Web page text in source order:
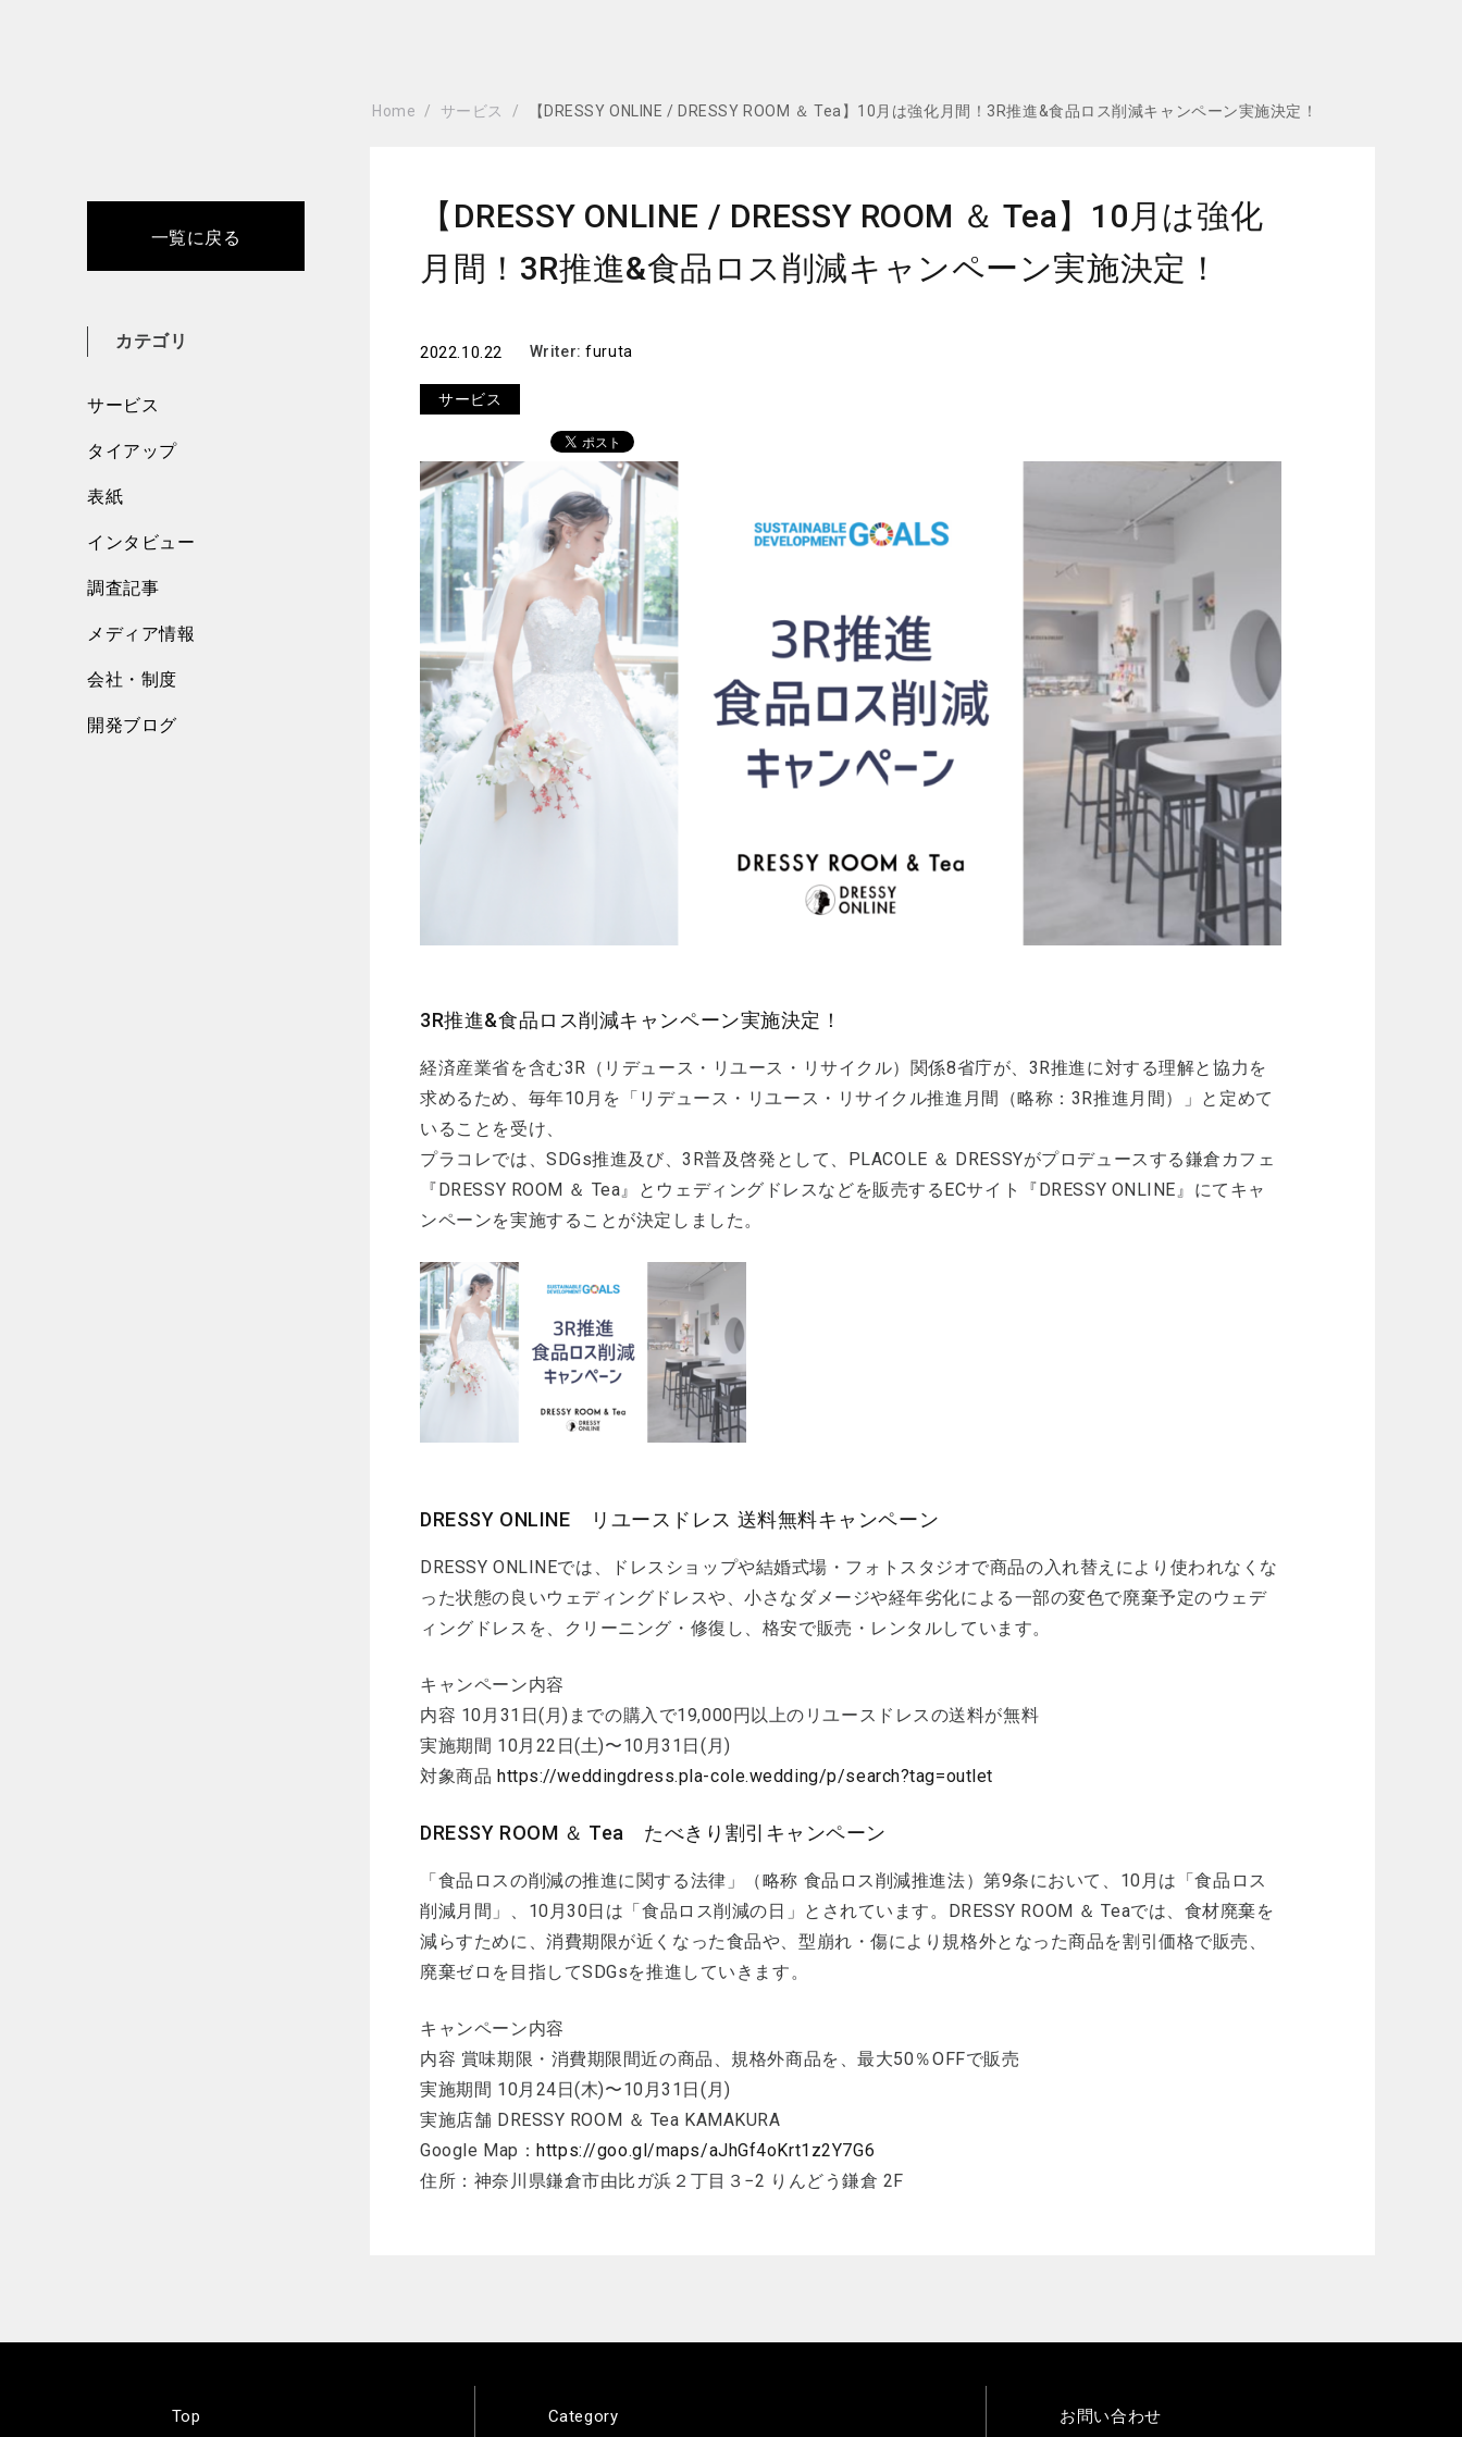
Home サービス 【DRESSY ONLINE / DRESSY ROOM ＆ Tea】10月は強化月間！3R推進&食品ロス削減キャンペーン実施決定！
一覧に戻る
カテゴリ
サービス
タイアップ
表紙
インタビュー
調査記事
メディア情報
会社・制度
開発ブログ
【DRESSY ONLINE / DRESSY ROOM ＆ Tea】10月は強化
月間！3R推進&食品ロス削減キャンペーン実施決定！
2022.10.22 Writer:furuta
サービス
3R推進&食品ロス削減キャンペーン実施決定！
経済産業省を含む3R（リデュース・リユース・リサイクル）関係8省庁が、3R推進に対する理解と協力を
求めるため、毎年10月を「リデュース・リユース・リサイクル推進月間（略称：3R推進月間）」と定めて
いることを受け、
プラコレでは、SDGs推進及び、3R普及啓発として、PLACOLE ＆ DRESSYがプロデュースする鎌倉カフェ
『DRESSY ROOM ＆ Tea』とウェディングドレスなどを販売するECサイト『DRESSY ONLINE』にてキャ
ンペーンを実施することが決定しました。
DRESSY ONLINE リユースドレス 送料無料キャンペーン
DRESSY ONLINEでは、ドレスショップや結婚式場・フォトスタジオで商品の入れ替えにより使われなくな
った状態の良いウェディングドレスや、小さなダメージや経年劣化による一部の変色で廃棄予定のウェデ
ィングドレスを、クリーニング・修復し、格安で販売・レンタルしています。
キャンペーン内容
内容 10月31日(月)までの購入で19,000円以上のリユースドレスの送料が無料
実施期間 10月22日(土)〜10月31日(月)
対象商品 https://weddingdress.pla-cole.wedding/p/search?tag=outlet
DRESSY ROOM ＆ Tea たべきり割引キャンペーン
「食品ロスの削減の推進に関する法律」（略称 食品ロス削減推進法）第9条において、10月は「食品ロス
削減月間」、10月30日は「食品ロス削減の日」とされています。DRESSY ROOM ＆ Teaでは、食材廃棄を
減らすために、消費期限が近くなった食品や、型崩れ・傷により規格外となった商品を割引価格で販売、
廃棄ゼロを目指してSDGsを推進していきます。
キャンペーン内容
内容 賞味期限・消費期限間近の商品、規格外商品を、最大50％OFFで販売
実施期間 10月24日(木)〜10月31日(月)
実施店舗 DRESSY ROOM ＆ Tea KAMAKURA
Google Map： https://goo.gl/maps/aJhGf4oKrt1z2Y7G6
住所：神奈川県鎌倉市由比ガ浜２丁目３−2 りんどう鎌倉 2F
Top Category お問い合わせ